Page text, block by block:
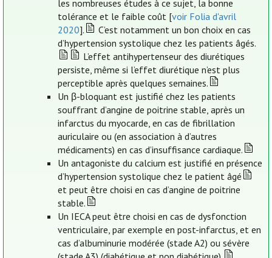
les nombreuses études à ce sujet, la bonne
tolérance et le faible coût [voir Folia d'avril
2020].
C’est notamment un bon choix en cas
d’hypertension systolique chez les patients âgés.
L’effet antihypertenseur des diurétiques
persiste, même si l’effet diurétique n’est plus
perceptible après quelques semaines.
Un β-bloquant est justifié chez les patients
souffrant d’angine de poitrine stable, après un
infarctus du myocarde, en cas de fibrillation
auriculaire ou (en association à d’autres
médicaments) en cas d’insuffisance cardiaque.
Un antagoniste du calcium est justifié en présence
d’hypertension systolique chez le patient âgé
et peut être choisi en cas d’angine de poitrine
stable.
Un IECA peut être choisi en cas de dysfonction
ventriculaire, par exemple en post-infarctus, et en
cas d’albuminurie modérée (stade A2) ou sévère